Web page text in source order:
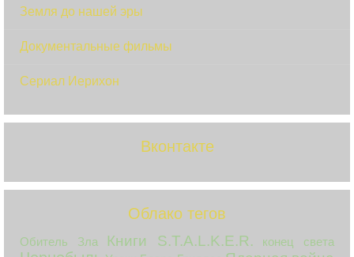
Земля до нашей эры
Документальные фильмы
Сериал Иерихон
Вконтакте
Облако тегов
Обитель Зла Книги S.T.A.L.K.E.R. конец света